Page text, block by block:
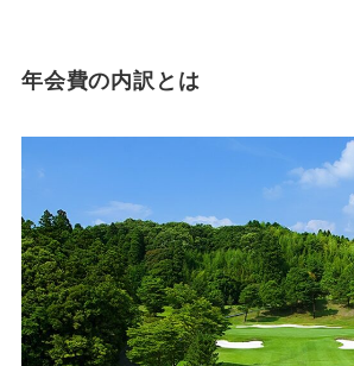
年会費の内訳とは